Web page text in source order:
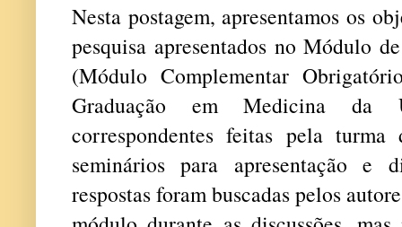
Nesta postagem, apresentamos os
pesquisa apresentados no Módulo
(Módulo Complementar
Graduação em Medicina da
correspondentes feitas pela turma
seminários para apresentação e
respostas foram buscadas pelos